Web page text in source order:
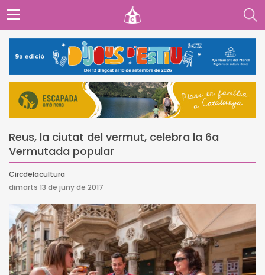
Reus, la ciutat del vermut, celebra la 6a
Vermutada popular
Circdelacultura
dimarts 13 de juny de 2017